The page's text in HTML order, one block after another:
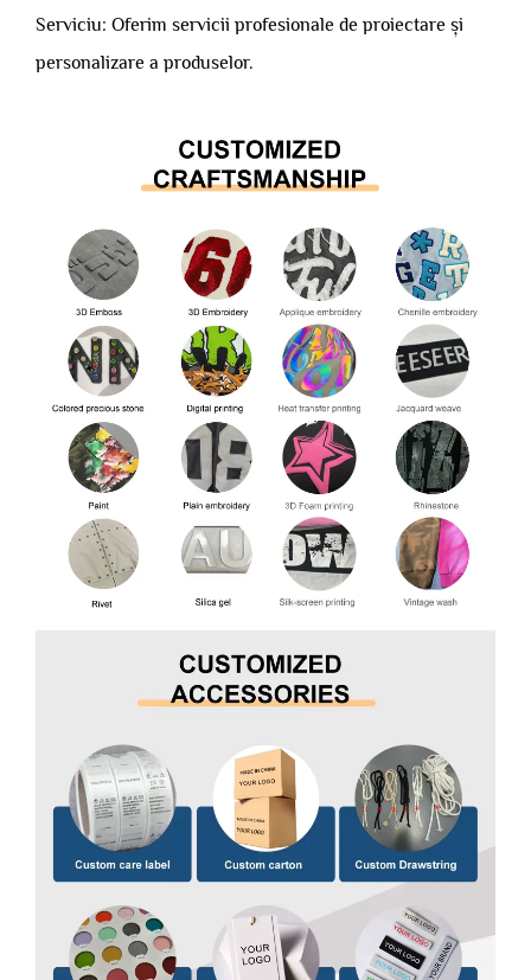
Serviciu: Oferim servicii profesionale de proiectare și
personalizare a produselor.